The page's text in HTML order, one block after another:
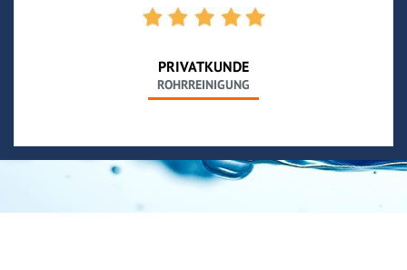
PRIVATKUNDE
ROHRREINIGUNG